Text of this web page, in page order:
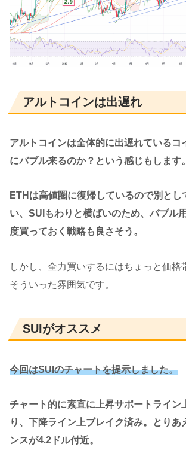
アルトコインは出遅れ
アルトコインは全体的に出遅れているコ
にバブル来るのか？という感じもします。
ETHは高値圏に復帰しているので別とし
い、SUIもわりと横ばいのため、バブル
度買っておく戦略も良さそう。
しかし、全力買いするにはちょっと価格
そういった雰囲気です。
SUIがオススメ
今回はSUIのチャートを提示しました。
チャート的に素直に上昇サポートライン
り、下降ライン上ブレイク済み。とりあ
ンスが4.2ドル付近。